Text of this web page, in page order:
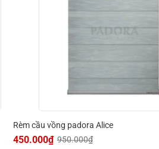
Rèm cầu vồng padora Alice
950.000₫
Giá
450.000₫
Giá